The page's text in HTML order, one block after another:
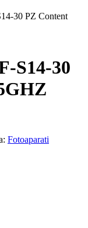
30 PZ Content
S14-30
Fotoaparati